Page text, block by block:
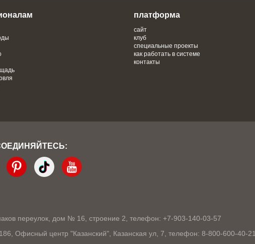
платформа
сайт
клуб
специальные проекты
как работать в системе
контакты
переулок, дом № 16, строение 2, телефон: +7-903-140-03-57
Офисный центр "Казанский", Казанская ул, 7, телефон: 8-800-600-40-21